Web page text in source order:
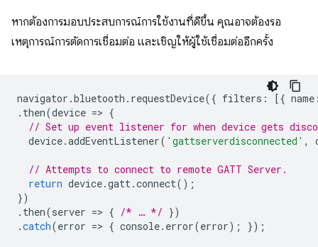
หากต้องการมอบประสบการณ์การใช้งานที่ดีขึ้น คุณอาจต้องรอ
เหตุการณ์การตัดการเชื่อมต่อ และเชิญให้ผู้ใช้เชื่อมต่ออีกครั้ง
navigator .bluetooth . requestDevice({ filters : [{ name
. then(device => {
// Set up event listener for when device gets
device.addEventListener( 'gattserverdisconnected' ,
// Attempts to connect to remote GATT Server.
return device.gatt.connect();
})
. then(server => { /* … */ })
.catch(error => { console. error(error); });